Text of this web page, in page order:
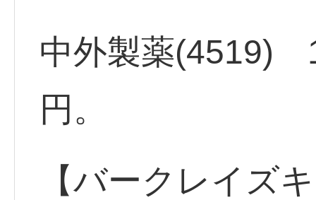
中外製薬(4519)
円。
【バークレイズ